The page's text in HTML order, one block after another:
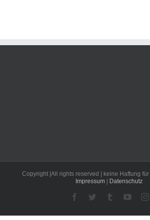
Copyright |All rights reserved | keine Haftung für
Impressum
Datenschutz
Facebook
Twitter Tumblr